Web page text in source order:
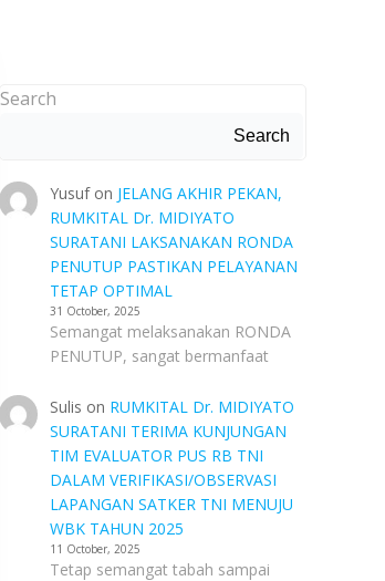
Search
Search
Yusufon JELANG AKHIR PEKAN,
RUMKITAL Dr. MIDIYATO
SURATANI LAKSANAKAN RONDA
PENUTUP PASTIKAN PELAYANAN
TETAP OPTIMAL
31 October, 2025
Semangat melaksanakan RONDA
PENUTUP, sangat bermanfaat
Sulis on RUMKITAL Dr. MIDIYATO
SURATANI TERIMA KUNJUNGAN
TIM EVALUATOR PUS RB TNI
DALAM VERIFIKASI/OBSERVASI
LAPANGAN SATKER TNI MENUJU
WBK TAHUN 2025
11 October, 2025
Tetap semangat tabah sampai